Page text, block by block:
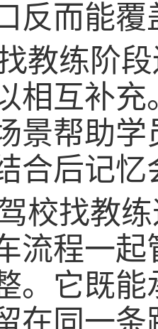
反而能
教练阶
相互补
景帮助
合后记忆
校找教
流程一
。它既